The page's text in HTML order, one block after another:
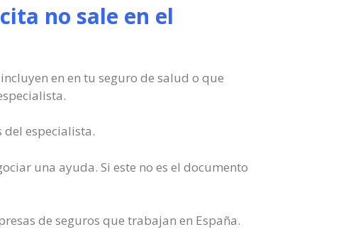
no sale en el
en en tu seguro de salud o que
especialista.
una ayuda. Si este no es el documento
de seguros que trabajan en España.